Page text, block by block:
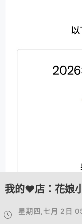
我的❤️店：花娘
星期四,七月 2日